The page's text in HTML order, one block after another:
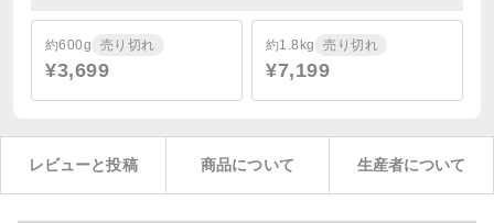
約600g 売り切れ
¥3,699
約1.8kg 売り切れ
¥7,199
レビューと投稿 商品について 生産者について